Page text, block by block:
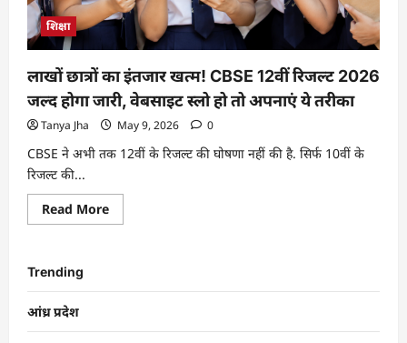
शिक्षा
लाखों छात्रों का इंतजार खत्म! CBSE 12वीं रिजल्ट 2026
जल्द होगा जारी, वेबसाइट स्लो हो तो अपनाएं ये तरीका
Tanya Jha May 9, 2026 0
CBSE ने अभी तक 12वीं के रिजल्ट की घोषणा नहीं की है. सिर्फ 10वीं के
रिजल्ट की...
Read More
Trending
आंध्र प्रदेश